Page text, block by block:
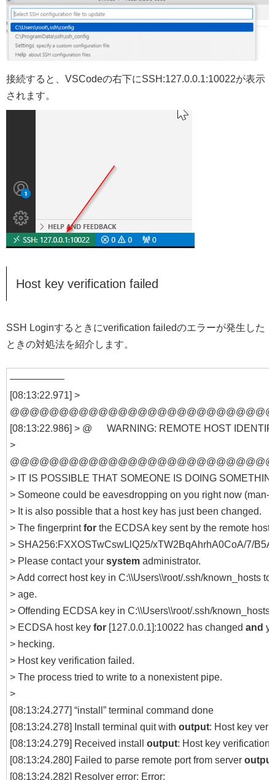
接続すると、VSCodeの右下にSSH:127.0.0.1:10022が表示
されます。
Host key verification failed
SSH Loginするときにverification failedのエラーが発生した
ときの対処法を紹介します。
—————–
[08:13:22.971] >
[08:13:22.986] > @ WARNING: REMOTE HOST
>
> IT IS POSSIBLE THAT SOMEONE IS DOING
> Someone could be eavesdropping on you right now
> It is also possible that a host key has just been changed.
> The fingerprintfor the ECDSA key sent by the remote host
> SHA256:FXXOSTwCswLlQ25/xTW2BqAhrhA0CoA/7/
> Please contact your system administrator.
> Add correct host key in C:\\Users\\root/.ssh/known_hosts to
> age.
> Offending ECDSA key in C:\\Users\\root/.ssh/
> ECDSA host key for [127.0.0.1]:10022 has changed and
> hecking.
> Host key verification failed.
> The process tried to write to a nonexistent pipe.
>
[08:13:24.277] “install” terminal command done
[08:13:24.278] Install terminal quit with output: Host key
[08:13:24.279] Received install output: Host key verification
[08:13:24.280] Failed to parse remote port from server output
[08:13:24.282] Resolver error: Error: